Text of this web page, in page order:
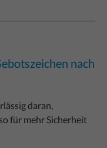
nach
daran,
für mehr Sicherheit